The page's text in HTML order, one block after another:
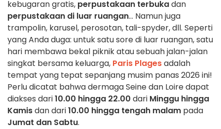
kebugaran gratis, perpustakaan terbukadan
perpustakaan di luar ruangan... Namun juga
trampolin, karusel, perosotan, tali-spyder, dll. Seperti
yang Anda duga: untuk satu sore di luar ruangan, satu
hari membawa bekal piknik atau sebuah jalan-jalan
singkat bersama keluarga, Paris Plagesadalah
tempat yang tepat sepanjang musim panas 2026 ini!
Perlu dicatat bahwa dermaga Seine dan Loire dapat
diakses dari10.00 hingga 22.00 dari Minggu hingga
Kamisdan dari10.00 hingga tengah malam pada
Jumat dan Sabtu.